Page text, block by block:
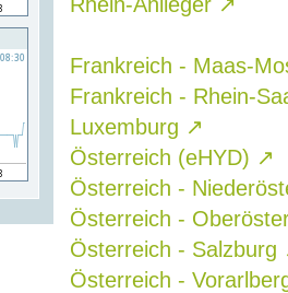
Frankreich - Maas-
Frankreich - Rhein-
Luxemburg ↗
Österreich (eHYD) ↗
Österreich -
Österreich -
Österreich - Salzburg
Österreich -